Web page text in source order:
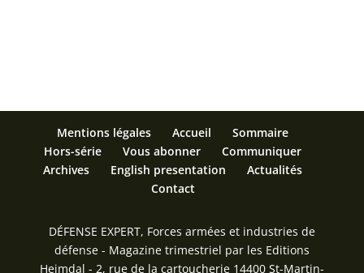
Mentions légales Accueil
Sommaire
Hors-série
Vous abonner
Communiquer
Archives
English presentation
Actualités
Contact
DÉFENSE EXPERT, Forces armées et industries de
défense - Magazine trimestriel par les Editions
Heimdal - 2, rue de la cartoucherie 14400 St-Martin-